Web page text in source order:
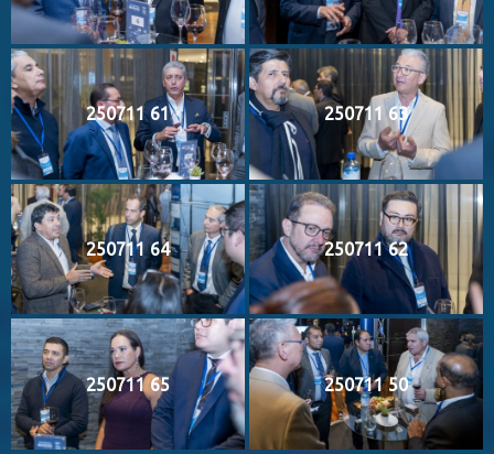
250711 61 250711 63
250711 64 250711 62
250711 65 250711 50